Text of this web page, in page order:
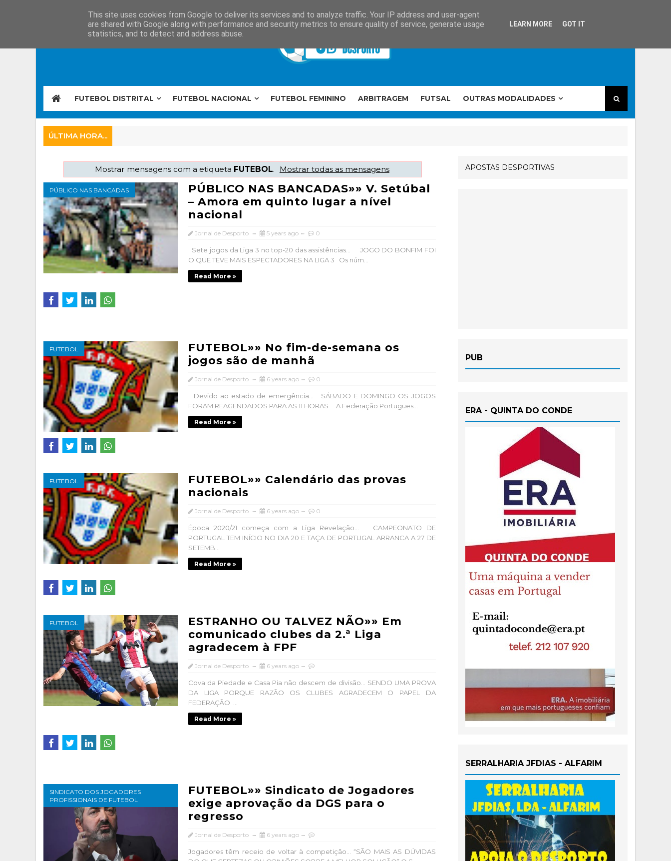
FUTEBOL DISTRITAL FUTEBOL NACIONAL FUTEBOL FEMININO ARBITRAGEM FUTSAL OUTRAS MODALIDADES
ÚLTIMA HORA...
Mostrar mensagens com a etiqueta FUTEBOL. Mostrar todas as mensagens
PÚBLICO NAS BANCADAS
PÚBLICO NAS BANCADAS»» V. Setúbal
– Amora em quinto lugar a nível
nacional
Jornal de Desporto 5 years ago 0
Sete jogos da Liga 3 no top-20 das assistências… JOGO DO BONFIM FOI
O QUE TEVE MAIS ESPECTADORES NA LIGA 3 Os núm...
Read More »
FUTEBOL
FUTEBOL»» No fim-de-semana os
jogos são de manhã
Jornal de Desporto 6 years ago 0
Devido ao estado de emergência… SÁBADO E DOMINGO OS JOGOS
FORAM REAGENDADOS PARA AS 11 HORAS A Federação Portugues...
Read More »
FUTEBOL
FUTEBOL»» Calendário das provas
nacionais
Jornal de Desporto 6 years ago 0
Época 2020/21 começa com a Liga Revelação… CAMPEONATO DE
PORTUGAL TEM INÍCIO NO DIA 20 E TAÇA DE PORTUGAL ARRANCA A 27 DE
SETEMB...
Read More »
FUTEBOL
ESTRANHO OU TALVEZ NÃO»» Em
comunicado clubes da 2.ª Liga
agradecem à FPF
Jornal de Desporto 6 years ago
Cova da Piedade e Casa Pia não descem de divisão… SENDO UMA PROVA
DA LIGA PORQUE RAZÃO OS CLUBES AGRADECEM O PAPEL DA
FEDERAÇÃO ...
Read More »
SINDICATO DOS JOGADORES
PROFISSIONAIS DE FUTEBOL
FUTEBOL»» Sindicato de Jogadores
exige aprovação da DGS para o
regresso
Jornal de Desporto 6 years ago
Jogadores têm receio de voltar à competição… “SÃO MAIS AS DÚVIDAS
APOSTAS DESPORTIVAS
PUB
ERA - QUINTA DO CONDE
SERRALHARIA JFDIAS - ALFARIM
This site uses cookies from Google to deliver its services and to analyze traffic. Your IP address and user-agent
are shared with Google along with performance and security metrics to ensure quality of service, generate usage
statistics, and to detect and address abuse.
LEARN MORE GOT IT